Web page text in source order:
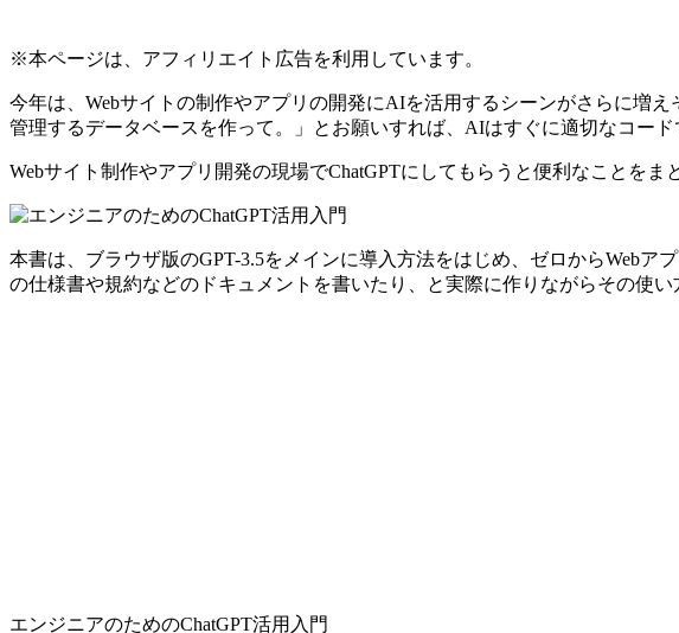
※本ページは、アフィリエイト広告を利用しています。
今年は、Webサイトの制作やアプリの開発にAIを活用するシーンがさらに増
管理するデータベースを作って。」とお願いすれば、AIはすぐに適切なコード
Webサイト制作やアプリ開発の現場でChatGPTにしてもらうと便利なことをま
本書は、ブラウザ版のGPT-3.5をメインに導入方法をはじめ、ゼロからWeb
の仕様書や規約などのドキュメントを書いたり、と実際に作りながらその使
エンジニアのためのChatGPT活用入門